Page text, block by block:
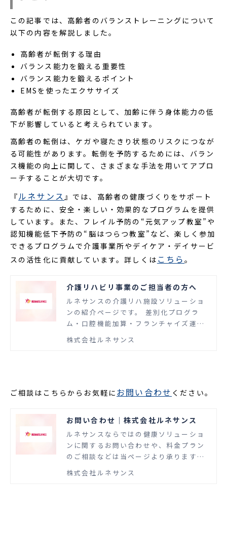
この記事では、高齢者のバランストレーニングについて
以下の内容を解説しました。
高齢者が転倒する理由
バランス能力を鍛える重要性
バランス能力を鍛えるポイント
EMSを使ったエクササイズ
高齢者が転倒する原因として、加齢に伴う身体能力の低
下が影響していると考えられています。
高齢者の転倒は、ケガや寝たきり状態のリスクにつなが
る可能性があります。転倒を予防するためには、バラン
ス機能の向上に関して、さまざまな手法を用いてアプロ
ーチすることが大切です。
『ルネサンス』では、高齢者の健康づくりをサポート
するために、安全・楽しい・効果的なプログラムを提供
しています。また、フレイル予防の“元気アップ教室”や
認知機能低下予防の“脳はつらつ教室”など、楽しく参加
できるプログラムで介護事業所やデイケア・デイサービ
スの活性化に貢献しています。詳しくは こちら。
介護リハビリ事業のご担当者の方へ
ルネサンスの介護リハ施設ソリューショ
ンの紹介ページです。 差別化プログラ
ム・口腔機能加算・フランチャイズ運営
など運営のノウハウを紹介いたします。
株式会社ルネサンス
ご相談はこちらからお気軽に お問い合わせ ください。
お問い合わせ｜株式会社ルネサンス
ルネサンスならではの健康ソリューショ
ンに関するお問い合わせや、料金プラン
のご相談などは当ページより承ります。
スポーツ事業に長年従事して培ったノウ
ハウとスキルを活かし、企業の健康経営
株式会社ルネサンス